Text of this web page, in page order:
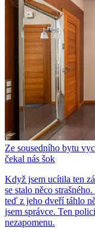
Ze sousedního bytu
čekal nás šok
Když jsem ucítila ten
se stalo něco
teď z jeho dveří táhlo
jsem správce. Ten
nezapomenu.